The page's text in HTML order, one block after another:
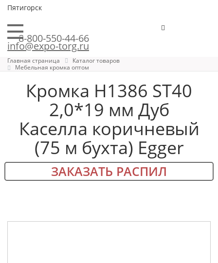
Пятигорск
8-800-550-44-66
info@expo-torg.ru
Главная страница
Каталог товаров
Мебельная кромка оптом
Кромка H1386 ST40
2,0*19 мм Дуб
Каселла коричневый
(75 м бухта) Egger
ЗАКАЗАТЬ РАСПИЛ